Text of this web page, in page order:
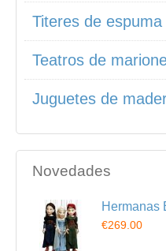
Titeres de espuma
Teatros de
Juguetes de
Novedades
Hermanas
€269.00